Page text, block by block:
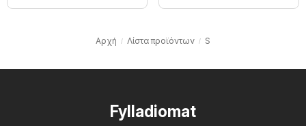
Αρχή Λίστα προϊόντων S
Fylladiomat